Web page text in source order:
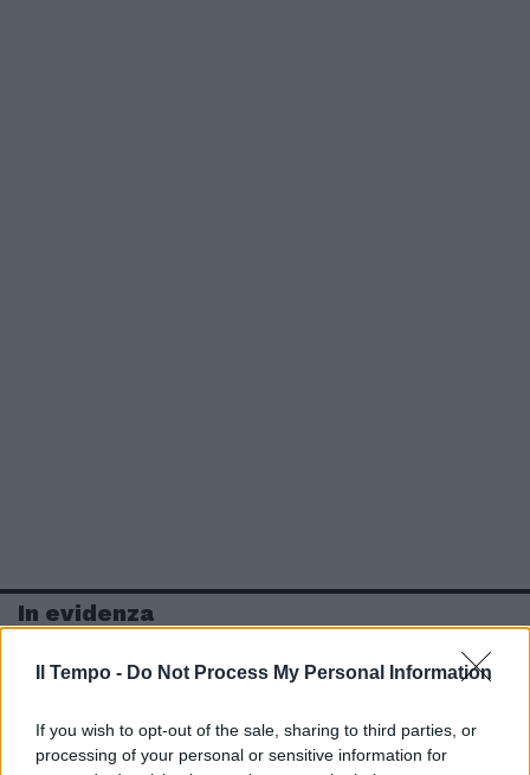
Il Tempo - Do Not Process My Personal Information
If you wish to opt-out of the sale, sharing to third parties, or
processing of your personal or sensitive information for
In evidenza